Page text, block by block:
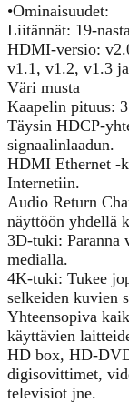
•Ominaisuudet:
Liitännät: 19-
HDMI-versio:
v1.1, v1.2, v1.3
Väri musta
Kaapelin pituus:
Täysin HDCP-
signaalinlaadun.
HDMI Ethernet -
Internetiin.
Audio Return
näyttöön yhdellä
3D-tuki: Paranna
medialla.
4K-tuki: Tukee
selkeiden kuvien
Yhteensopiva
käyttävien
HD box, HD-
digisovittimet,
televisiot jne.